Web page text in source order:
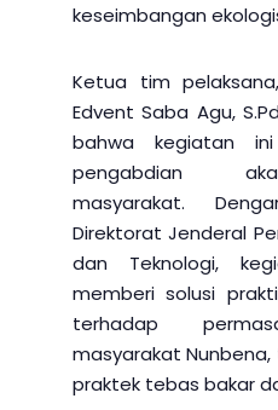
keseimbangan
Ketua tim
Edvent Saba Agu,
bahwa kegiatan
pengabdian
masyarakat.
Direktorat Jenderal
dan Teknologi,
memberi solusi
terhadap
masyarakat
praktek tebas bakar